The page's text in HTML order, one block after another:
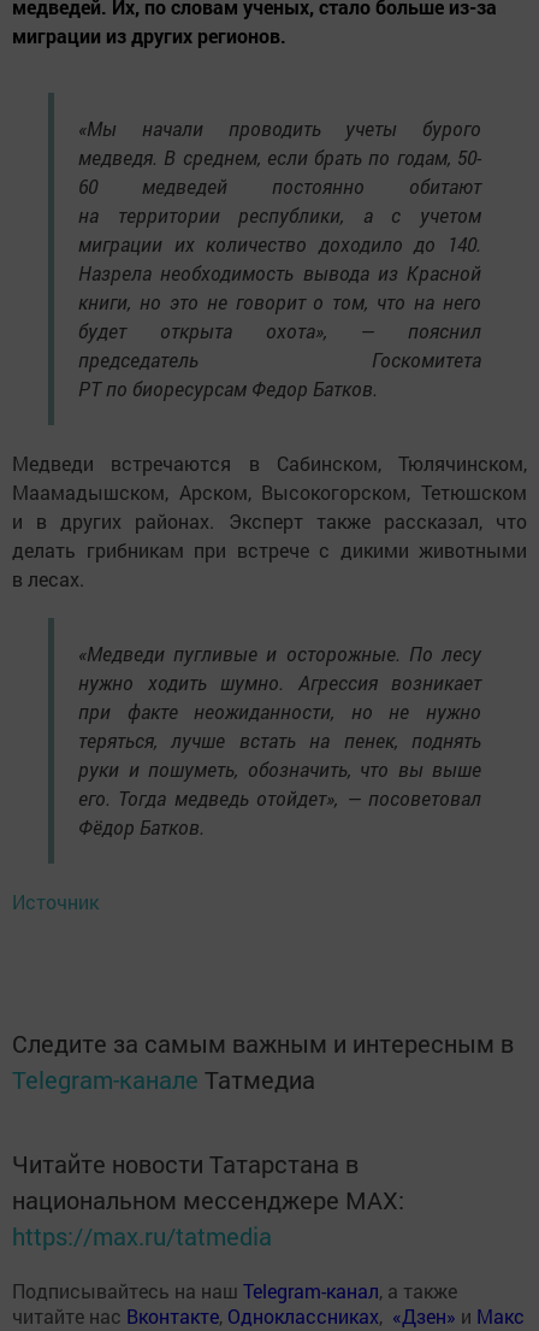
медведей. Их, по словам ученых, стало больше из-за
миграции из других регионов.
«Мы начали проводить учеты бурого
медведя. В среднем, если брать по годам, 50-
60 медведей постоянно обитают
на территории республики, а с учетом
миграции их количество доходило до 140.
Назрела необходимость вывода из Красной
книги, но это не говорит о том, что на него
будет открыта охота», — пояснил
председатель Госкомитета
РТ по биоресурсам Федор Батков.
Медведи встречаются в Сабинском, Тюлячинском,
Маамадышском, Арском, Высокогорском, Тетюшском
и в других районах. Эксперт также рассказал, что
делать грибникам при встрече с дикими животными
в лесах.
«Медведи пугливые и осторожные. По лесу
нужно ходить шумно. Агрессия возникает
при факте неожиданности, но не нужно
теряться, лучше встать на пенек, поднять
руки и пошуметь, обозначить, что вы выше
его. Тогда медведь отойдет», — посоветовал
Фёдор Батков.
Источник
Следите за самым важным и интересным в
Telegram-канале Татмедиа
Читайте новости Татарстана в
национальном мессенджере MАХ:
https://max.ru/tatmedia
Подписывайтесь на наш Telegram-канал, а также
читайте нас Вконтакте, Одноклассниках, «Дзен» и Макс